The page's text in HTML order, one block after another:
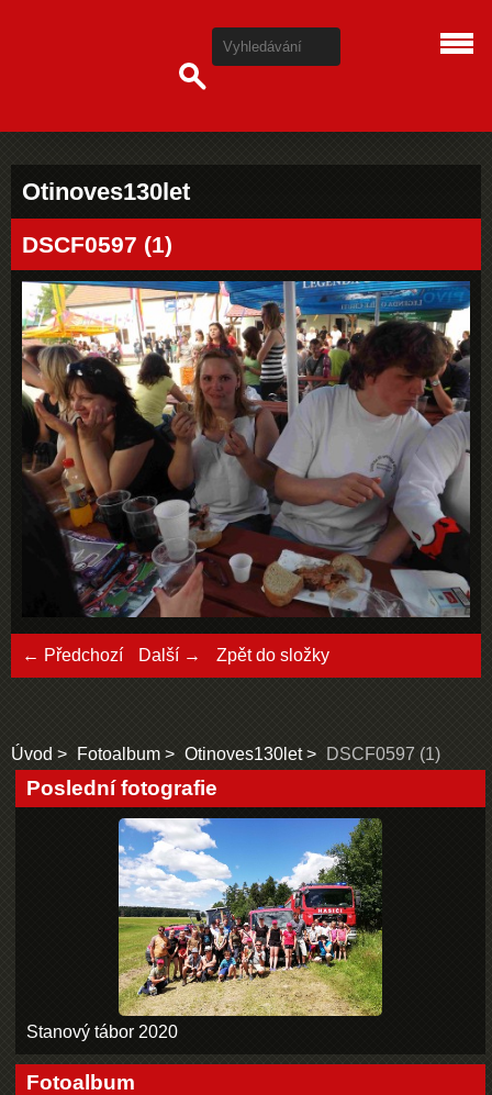
Otinoves130let
DSCF0597 (1)
← Předchozí Další → Zpět do složky
Úvod Fotoalbum Otinoves130let DSCF0597 (1)
Poslední fotografie
Stanový tábor 2020
Fotoalbum